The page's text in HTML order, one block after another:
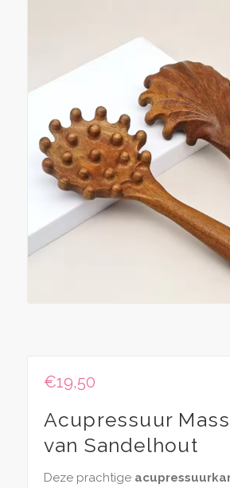
€19,50
Acupressuur
van Sandelhout
Deze prachtige